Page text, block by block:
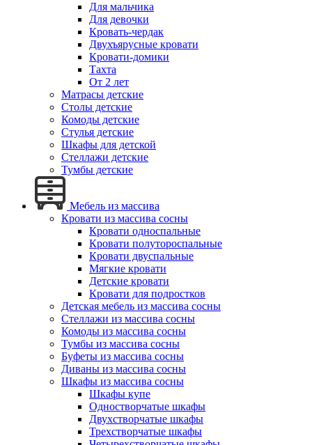
Для мальчика
Для девочки
Кровать-чердак
Двухъярусные кровати
Кровати-домики
Тахта
От 2 лет
Матрасы детские
Столы детские
Комоды детские
Стулья детские
Шкафы для детской
Стеллажи детские
Тумбы детские
Мебель из массива
Кровати из массива сосны
Кровати односпальные
Кровати полутороспальные
Кровати двуспальные
Мягкие кровати
Детские кровати
Кровати для подростков
Детская мебель из массива сосны
Стеллажи из массива сосны
Комоды из массива сосны
Тумбы из массива сосны
Буфеты из массива сосны
Диваны из массива сосны
Шкафы из массива сосны
Шкафы купе
Одностворчатые шкафы
Двухстворчатые шкафы
Трехстворчатые шкафы